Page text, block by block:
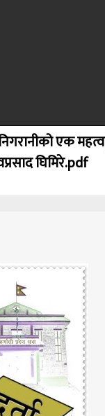
निगरानीको एक
घिमिरे.pdf